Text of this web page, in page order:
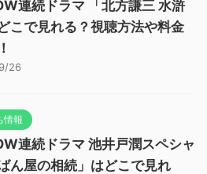
連続ドラマ 「北方謙三 水滸
こで見れる？視聴方法や料金
26
情報
連続ドラマ 池井戸潤スペシャ
ん屋の相続」はどこで見れ